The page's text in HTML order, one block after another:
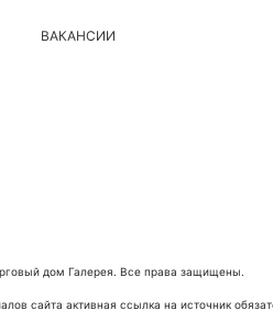
ВАКАНСИИ
дом Галерея. Все права защищены.
сайта активная ссылка на источник